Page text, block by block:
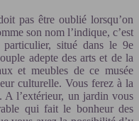
pas être oublié lorsqu’on
son nom l’indique, c’est
situé dans le 9e
adepte des arts et de la
et meubles de ce musée
culturelle. Vous ferez à la
A l’extérieur, un jardin vous
qui fait le bonheur des